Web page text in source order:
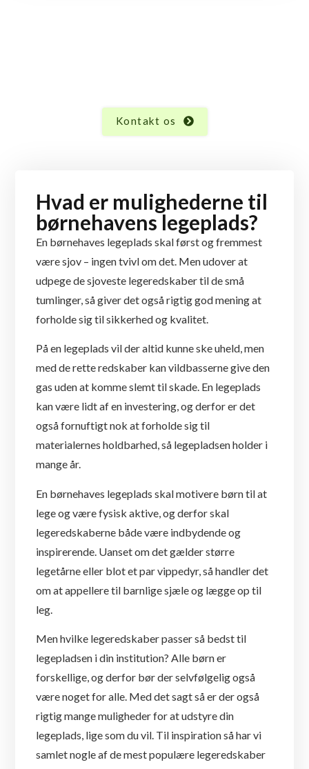
Kontakt os
Hvad er mulighederne til
børnehavens legeplads?
En børnehaves legeplads skal først og fremmest
være sjov – ingen tvivl om det. Men udover at
udpege de sjoveste legeredskaber til de små
tumlinger, så giver det også rigtig god mening at
forholde sig til sikkerhed og kvalitet.
På en legeplads vil der altid kunne ske uheld, men
med de rette redskaber kan vildbasserne give den
gas uden at komme slemt til skade. En legeplads
kan være lidt af en investering, og derfor er det
også fornuftigt nok at forholde sig til
materialernes holdbarhed, så legepladsen holder i
mange år.
En børnehaves legeplads skal motivere børn til at
lege og være fysisk aktive, og derfor skal
legeredskaberne både være indbydende og
inspirerende. Uanset om det gælder større
legetårne eller blot et par vippedyr, så handler det
om at appellere til barnlige sjæle og lægge op til
leg.
Men hvilke legeredskaber passer så bedst til
legepladsen i din institution? Alle børn er
forskellige, og derfor bør der selvfølgelig også
være noget for alle. Med det sagt så er der også
rigtig mange muligheder for at udstyre din
legeplads, lige som du vil. Til inspiration så har vi
samlet nogle af de mest populære legeredskaber